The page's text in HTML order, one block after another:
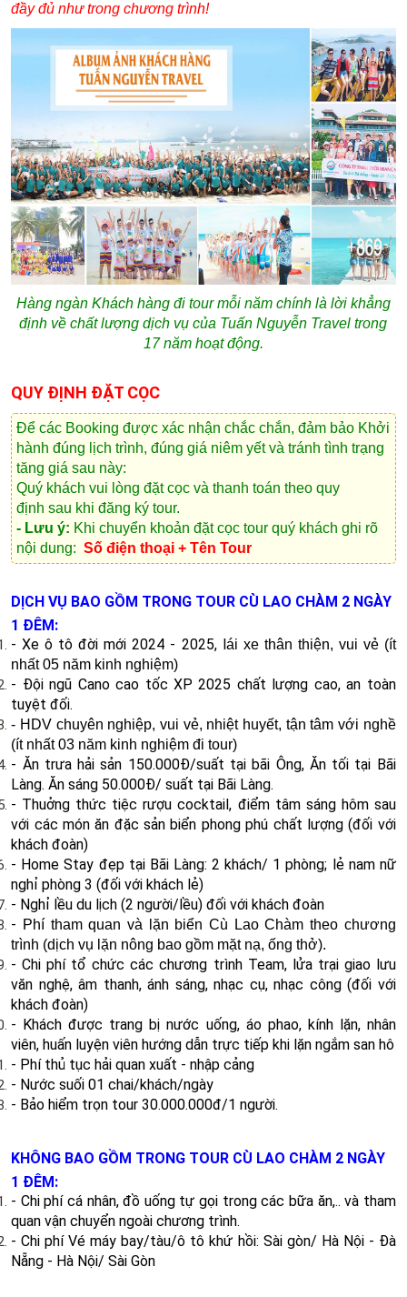
đầy đủ như trong chương trình!
Hàng ngàn Khách hàng đi tour mỗi năm chính là lời khẳng
định về chất lượng dịch vụ của Tuấn Nguyễn Travel trong
17 năm hoạt động.
QUY ĐỊNH ĐẶT CỌC
Để các Booking được xác nhận chắc chắn, đảm bảo Khởi
hành đúng lịch trình, đúng giá niêm yết và tránh tình trạng
tăng giá sau này:
Quý khách vui lòng đặt cọc và thanh toán theo quy
định sau khi đăng ký tour.
- Lưu ý: Khi chuyển khoản đặt cọc tour quý khách ghi rõ
nội dung: Số điện thoại + Tên Tour
DỊCH VỤ BAO GỒM TRONG TOUR CÙ LAO CHÀM 2 NGÀY
1 ĐÊM:
- Xe ô tô đời mới 2024 - 2025, l ái xe thân thiện, vui vẻ (ít
nhất 05 năm kinh nghiệm)
- Đội ngũ Cano cao tốc XP 2025 chất lượng cao, an toàn
tuyệt đối.
- HDV chuyên nghiệp, vui vẻ, nhiệt huyết, tận tâm với nghề
(ít nhất 03 năm kinh nghiệm đi tour)
- Ăn trưa hải sản 150.000Đ/suất tại bãi Ông, Ăn tối tại Bãi
Làng. Ăn sáng 50.000Đ/ suất tại Bãi Làng.
- Thuởng thức tiệc rượu cocktail, điểm tâm sáng hôm sau
với các món ăn đặc sản biển phong phú chất lượng (đối với
khách đoàn)
- Home Stay đẹp tại Bãi Làng: 2 khách/ 1 phòng; lẻ nam nữ
nghỉ phòng 3 (đối với khách lẻ)
- Nghỉ lều du lịch (2 người/lều) đối với khách đoàn
- Phí tham quan và lặn biển Cù Lao Chàm theo chương
trình (dịch vụ lặn nông bao gồm mặt nạ, ống thở).
- Chi phí tổ chức các chương trình Team, lửa trại giao lưu
văn nghệ, âm thanh, ánh sáng, nhạc cụ, nhạc công (đối với
khách đoàn)
- Khách được trang bị nước uống, áo phao, kính lặn, nhân
viên, huấn luyện viên hướng dẫn trực tiếp khi lặn ngắm san hô
- Phí thủ tục hải quan xuất - nhập cảng
- Nước suối 01 chai/khách/ngày
- Bảo hiểm trọn tour 30.000.000đ/1 người.
KHÔNG BAO GỒM TRONG TOUR CÙ LAO CHÀM 2 NGÀY
1 ĐÊM:
- Chi phí cá nhân, đồ uống tự gọi trong các bữa ăn,.. và tham
quan vận chuyển ngoài chương trình.
- Chi phí Vé máy bay/tàu/ô tô khứ hồi: Sài gòn/ Hà Nội - Đà
Nẵng - Hà Nội/ Sài Gòn